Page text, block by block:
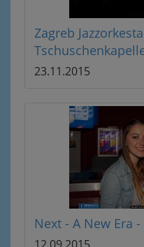
Zagreb
23.11.2015
Next - A New Era